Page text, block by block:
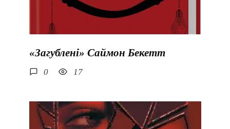
«Загублені» Саймон Бекетт
0 17